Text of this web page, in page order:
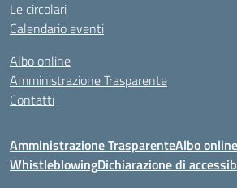
Le circolari
Calendario eventi
Albo online
Amministrazione Trasparente
Contatti
Amministrazione TrasparenteAlbo online
WhistleblowingDichiarazione di